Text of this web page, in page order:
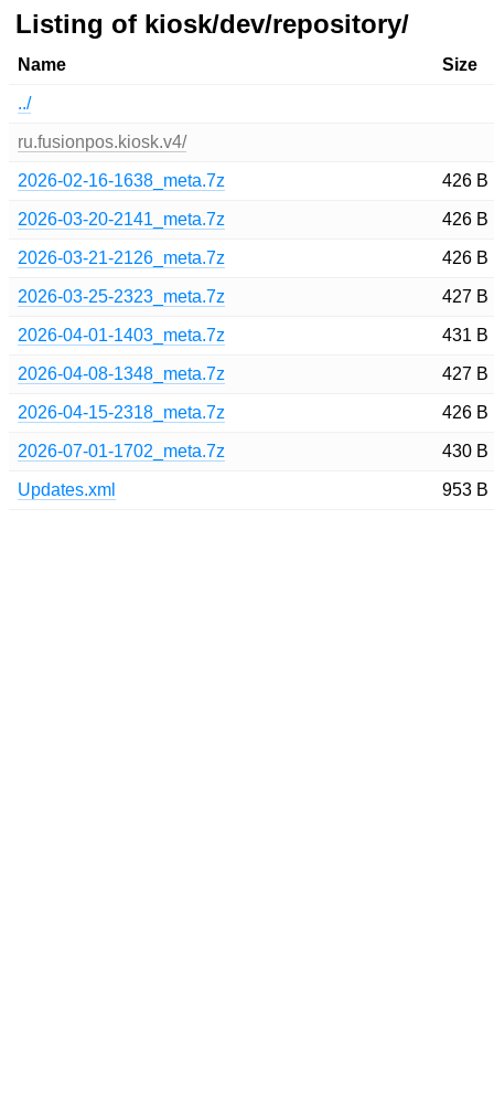
Listing of kiosk/dev/repository/
Name Size
../
ru.fusionpos.kiosk.v4/
2026-02-16-1638_meta.7z 426 B
2026-03-20-2141_meta.7z 426 B
2026-03-21-2126_meta.7z 426 B
2026-03-25-2323_meta.7z 427 B
2026-04-01-1403_meta.7z 431 B
2026-04-08-1348_meta.7z 427 B
2026-04-15-2318_meta.7z 426 B
2026-07-01-1702_meta.7z 430 B
Updates.xml 953 B